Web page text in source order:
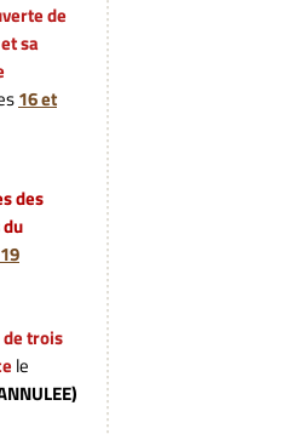
de
sa
16 et
des
trois
le